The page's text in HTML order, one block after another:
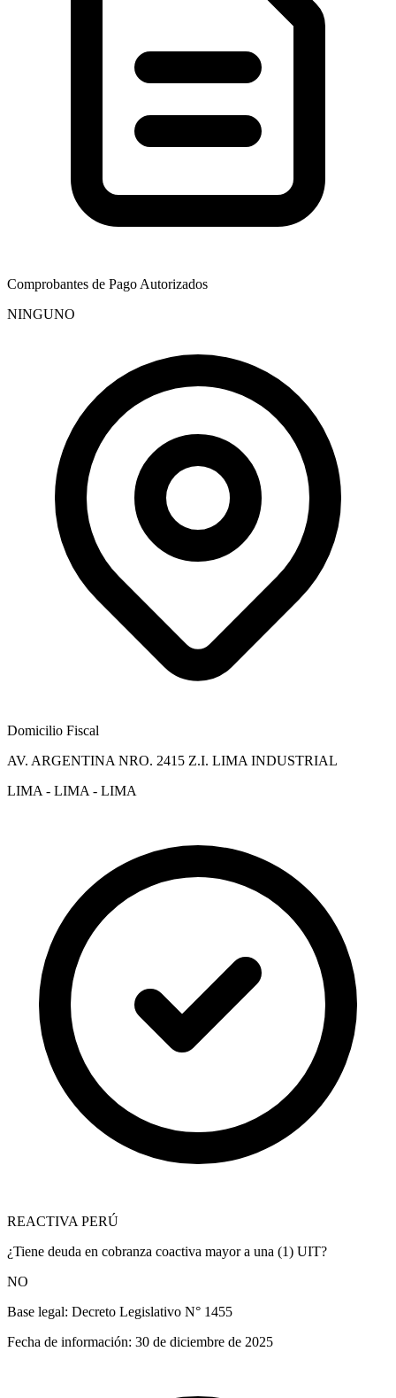
Comprobantes de Pago Autorizados
NINGUNO
Domicilio Fiscal
AV. ARGENTINA NRO. 2415 Z.I. LIMA INDUSTRIAL
LIMA - LIMA - LIMA
REACTIVA PERÚ
¿Tiene deuda en cobranza coactiva mayor a una (1) UIT?
NO
Base legal: Decreto Legislativo N° 1455
Fecha de información: 30 de diciembre de 2025